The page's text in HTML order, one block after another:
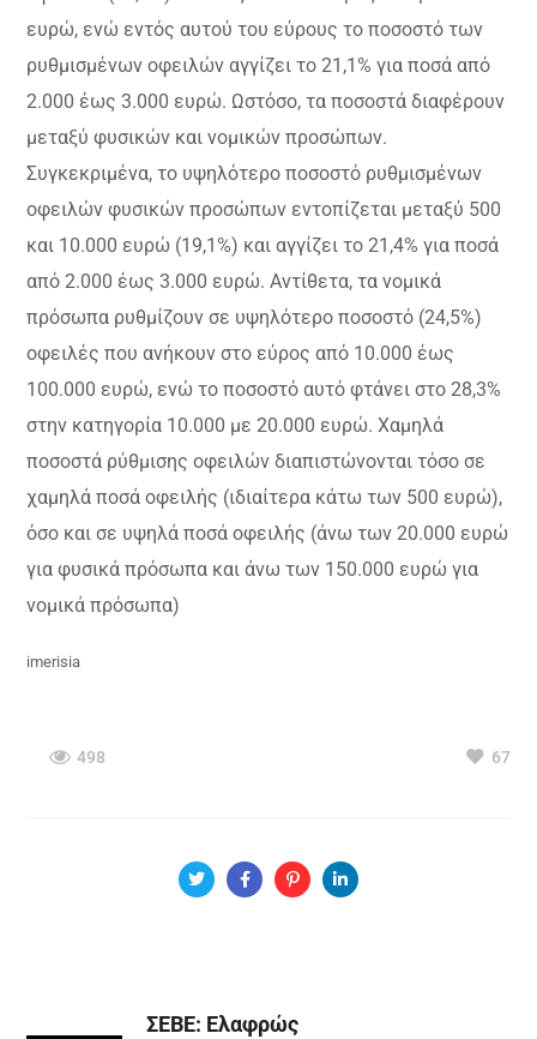
ευρώ, ενώ εντός αυτού του εύρους το ποσοστό των
ρυθμισμένων οφειλών αγγίζει το 21,1% για ποσά από
2.000 έως 3.000 ευρώ. Ωστόσο, τα ποσοστά διαφέρουν
μεταξύ φυσικών και νομικών προσώπων.
Συγκεκριμένα, το υψηλότερο ποσοστό ρυθμισμένων
οφειλών φυσικών προσώπων εντοπίζεται μεταξύ 500
και 10.000 ευρώ (19,1%) και αγγίζει το 21,4% για ποσά
από 2.000 έως 3.000 ευρώ. Αντίθετα, τα νομικά
πρόσωπα ρυθμίζουν σε υψηλότερο ποσοστό (24,5%)
οφειλές που ανήκουν στο εύρος από 10.000 έως
100.000 ευρώ, ενώ το ποσοστό αυτό φτάνει στο 28,3%
στην κατηγορία 10.000 με 20.000 ευρώ. Χαμηλά
ποσοστά ρύθμισης οφειλών διαπιστώνονται τόσο σε
χαμηλά ποσά οφειλής (ιδιαίτερα κάτω των 500 ευρώ),
όσο και σε υψηλά ποσά οφειλής (άνω των 20.000 ευρώ
για φυσικά πρόσωπα και άνω των 150.000 ευρώ για
νομικά πρόσωπα)
imerisia
498 67
ΣΕΒΕ: Ελαφρώς